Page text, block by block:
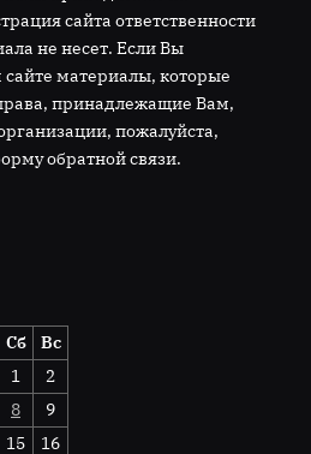
сайта ответственности
не несет. Если Вы
материалы, которые
принадлежащие Вам,
пожалуйста,
обратной связи.
Сб
Вс
1
2
8
9
15 16